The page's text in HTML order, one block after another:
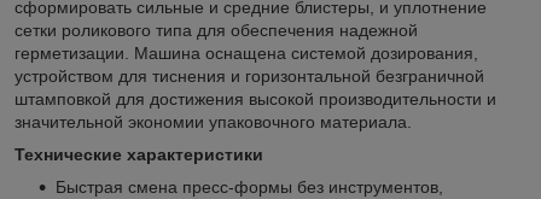
сформировать сильные и средние блистеры, и уплотнение
сетки роликового типа для обеспечения надежной
герметизации. Машина оснащена системой дозирования,
устройством для тиснения и горизонтальной безграничной
штамповкой для достижения высокой производительности и
значительной экономии упаковочного материала.
Технические характеристики
Быстрая смена пресс-формы без инструментов,